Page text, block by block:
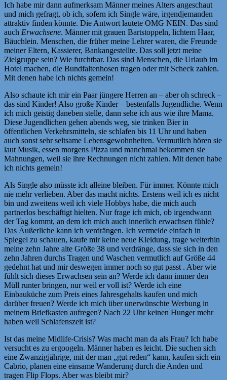
Ich habe mir dann aufmerksam Männer meines Alters angeschaut
und mich gefragt, ob ich, sofern ich Single wäre, irgendjemanden
attraktiv finden könnte. Die Antwort lautete OMG NEIN. Das sind
auch Erwachsene. Männer mit grauen Bartstoppeln, lichtem Haar,
Bäuchlein. Menschen, die früher meine Lehrer waren, die Freunde
meiner Eltern, Kassierer, Bankangestellte. Das soll jetzt meine
Zielgruppe sein? Wie furchtbar. Das sind Menschen, die Urlaub im
Hotel machen, die Bundfaltenhosen tragen oder mit Scheck zahlen.
Mit denen habe ich nichts gemein!
Also schaute ich mir ein Paar jüngere Herren an – aber oh schreck –
das sind Kinder! Also große Kinder – bestenfalls Jugendliche. Wenn
ich mich geistig daneben stelle, dann sehe ich aus wie ihre Mama.
Diese Jugendlichen gehen abends weg, sie trinken Bier in
öffentlichen Verkehrsmitteln, sie schlafen bis 11 Uhr und haben
auch sonst sehr seltsame Lebensgewohnheiten. Vermutlich hören sie
laut Musik, essen morgens Pizza und manchmal bekommen sie
Mahnungen, weil sie ihre Rechnungen nicht zahlen. Mit denen habe
ich nichts gemein!
Als Single also müsste ich alleine bleiben. Für immer. Könnte mich
nie mehr verlieben. Aber das macht nichts. Erstens weil ich es nicht
bin und zweitens weil ich viele Hobbys habe, die mich auch
partnerlos beschäftigt hielten. Nur frage ich mich, ob irgendwann
der Tag kommt, an dem ich mich auch innerlich erwachsen fühle?
Das Äußerliche kann ich verdrängen. Ich vermeide einfach in
Spiegel zu schauen, kaufe mir keine neue Kleidung, trage weiterhin
meine zehn Jahre alte Größe 38 und verdränge, dass sie sich in den
zehn Jahren durchs Tragen und Waschen vermutlich auf Größe 44
gedehnt hat und mir deswegen immer noch so gut passt . Aber wie
fühlt sich dieses Erwachsen sein an? Werde ich dann immer den
Müll runter bringen, nur weil er voll ist? Werde ich eine
Einbauküche zum Preis eines Jahresgehalts kaufen und mich
darüber freuen? Werde ich mich über unerwünschte Werbung in
meinem Briefkasten aufregen? Nach 22 Uhr keinen Hunger mehr
haben weil Schlafenszeit ist?
Ist das meine Midlife-Crisis? Was macht man da als Frau? Ich habe
versucht es zu ergoogeln. Männer haben es leicht. Die suchen sich
eine Zwanzigjährige, mit der man „gut reden“ kann, kaufen sich ein
Cabrio, planen eine einsame Wanderung durch die Anden und
tragen Flip Flops. Aber was bleibt mir?